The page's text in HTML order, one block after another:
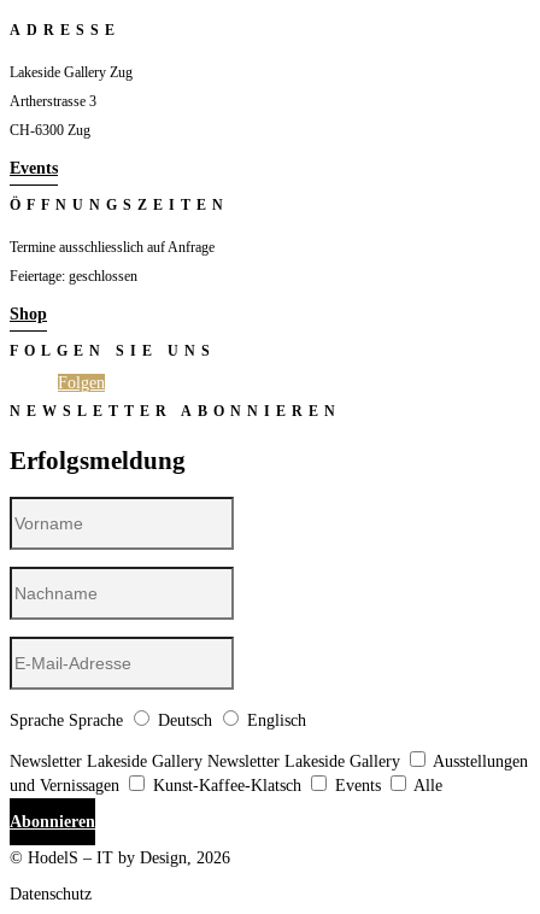
ADRESSE
Lakeside Gallery Zug
Artherstrasse 3
CH-6300 Zug
Events
ÖFFNUNGSZEITEN
Termine ausschliesslich auf Anfrage
Feiertage: geschlossen
Shop
FOLGEN SIE UNS
Folgen
NEWSLETTER ABONNIEREN
Erfolgsmeldung
Sprache Sprache Deutsch Englisch
Newsletter Lakeside Gallery Newsletter Lakeside Gallery
Ausstellungen
und Vernissagen
Kunst-Kaffee-Klatsch Events
Alle
Abonnieren
© HodelS – IT by Design, 2026
Datenschutz